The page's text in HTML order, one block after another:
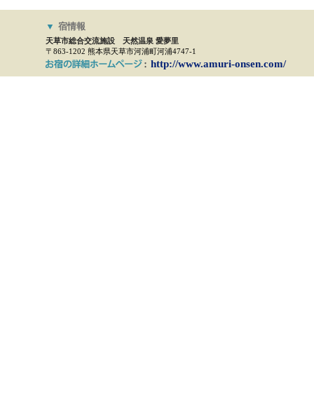
▼ 宿情報
天草市総合交流施設 天然温泉 愛夢里
〒863-1202 熊本県天草市河浦町河浦4747-1
http://www.amuri-onsen.com/